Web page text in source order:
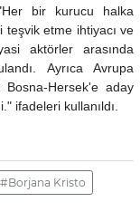
bir kurucu halka
teşvik etme ihtiyacı ve
aktörler arasında
Ayrıca Avrupa
Bosna-Hersek'e aday
ifadeleri kullanıldı.
#Borjana Kristo